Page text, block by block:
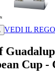
VEDI IL
Cup -